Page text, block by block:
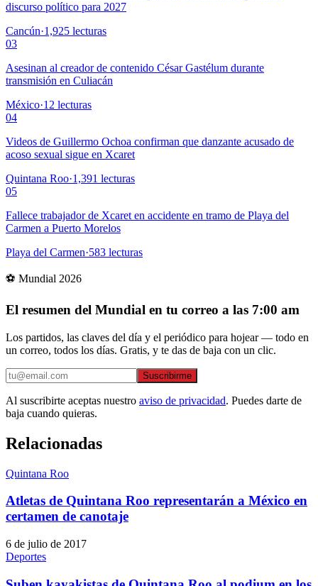
discurso político para 2027
Cancún·1,925 lecturas
03
Asesinan al creador de contenido César Gastélum durante
transmisión en Culiacán
México·12 lecturas
04
Videos de Guillermo Ochoa confirman que danzante acusado de
acoso sexual sigue en Xcaret
Quintana Roo·1,391 lecturas
05
Fallece trabajador de Xcaret en accidente en tramo de Playa del
Carmen a Puerto Morelos
Playa del Carmen·583 lecturas
⚽ Mundial 2026
El resumen del Mundial en tu correo a las 7:00 am
Los partidos, las claves del día y el periódico para hojear — todo en
un correo, todos los días. Gratis, y te das de baja con un clic.
Suscribirme
Al suscribirte aceptas nuestro aviso de privacidad. Puedes darte de
baja cuando quieras.
Relacionadas
Quintana Roo
Atletas de Quintana Roo representarán a México en
certamen de canotaje
6 de julio de 2017
Deportes